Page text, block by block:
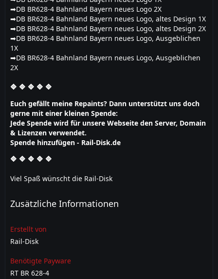
➡️DB BR628-4 Bahnland Bayern neues Logo 2X
➡️DB BR628-4 Bahnland Bayern neues Logo, altes Design 1X
➡️DB BR628-4 Bahnland Bayern neues Logo, altes Design 2X
➡️DB BR628-4 Bahnland Bayern neues Logo, Ausgeblichen
1X
➡️DB BR628-4 Bahnland Bayern neues Logo, Ausgeblichen
2X
🔷 🔷 🔷 🔷 🔷
Euch gefällt meine Repaints? Dann unterstützt uns doch
gerne mit einer kleinen Spende:
Jede Spende wird für unsere Webseite den Server, Domain
& Lizenzen verwendet.
Spende hinzufügen - Rail-Disk.de
🔷 🔷 🔷 🔷 🔷
Viel Spaß wünscht die Rail-Disk
Zusätzliche Informationen
Erstellt von
Rail-Disk
Benötigte Payware
RT BR 628-4